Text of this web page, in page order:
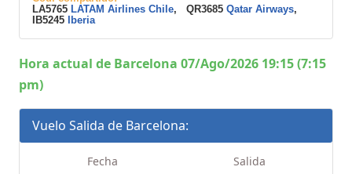
LA5765 LATAM Airlines Chile, QR3685 Qatar Airways,
IB5245
Iberia
Hora actual de Barcelona 07/Ago/2026 19:15 (7:15
pm)
Vuelo Salida de Barcelona:
Fecha Salida